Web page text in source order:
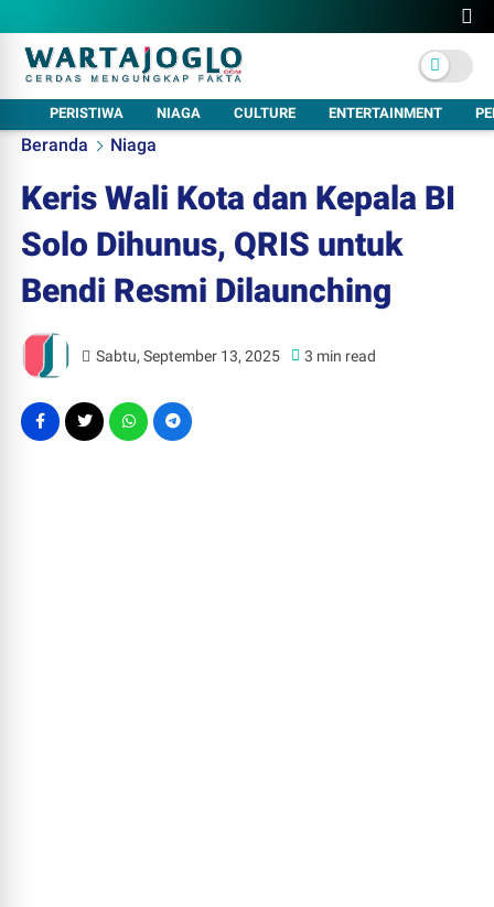
PERISTIWA NIAGA CULTURE ENTERTAINMENT
Beranda Niaga
Keris Wali Kota dan Kepala BI
Solo Dihunus, QRIS untuk
Bendi Resmi Dilaunching
Sabtu, September 13, 2025 3 min read